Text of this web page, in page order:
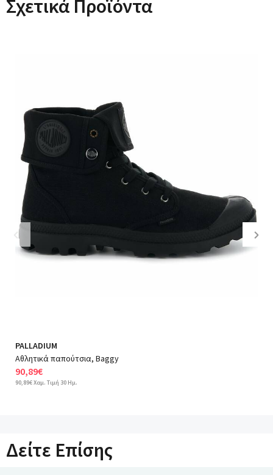
Σχετικά Προϊόντα
Previous
PALLADIUM
Αθλητικά παπούτσια, Baggy
90,89€
90,89€ Χαμ. Τιμή 30 Ημ.
Δείτε Επίσης